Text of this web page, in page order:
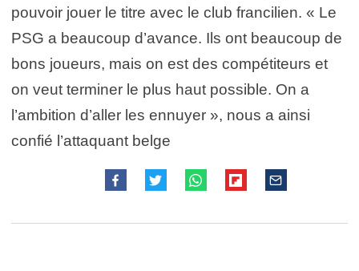
pouvoir jouer le titre avec le club francilien. « Le
PSG a beaucoup d’avance. Ils ont beaucoup de
bons joueurs, mais on est des compétiteurs et
on veut terminer le plus haut possible. On a
l’ambition d’aller les ennuyer », nous a ainsi
confié l’attaquant belge